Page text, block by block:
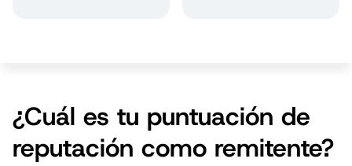
¿Cuál es tu puntuación de
reputación como remitente?